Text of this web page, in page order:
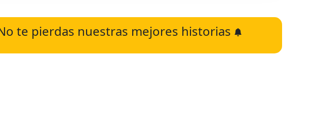
te pierdas nuestras mejores historias